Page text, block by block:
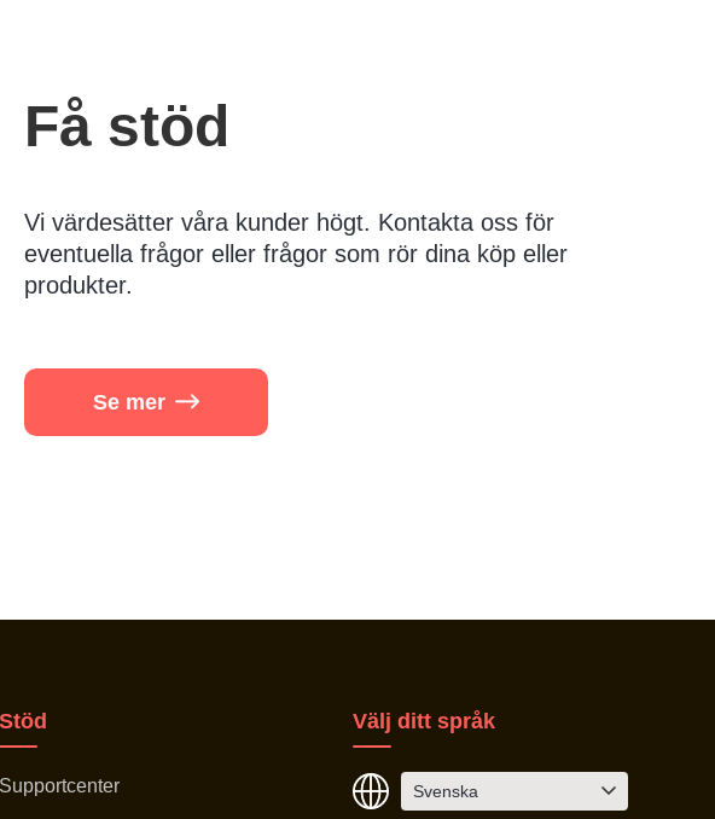
Få stöd
Vi värdesätter våra kunder högt. Kontakta oss för
eventuella frågor eller frågor som rör dina köp eller
produkter.
Se mer
Stöd
Supportcenter
Välj ditt språk
Svenska